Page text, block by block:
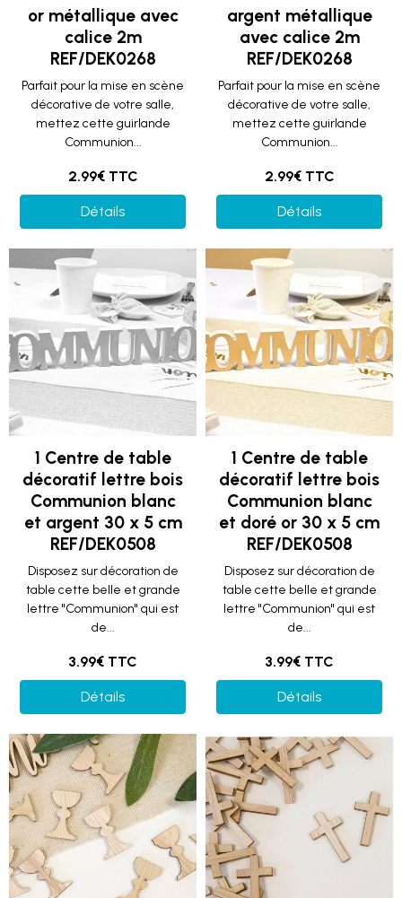
or métallique avec
calice 2m
REF/DEK0268
Parfait pour la mise en scène
décorative de votre salle,
mettez cette guirlande
Communion...
2.99€ TTC
Détails
argent métallique
avec calice 2m
REF/DEK0268
Parfait pour la mise en scène
décorative de votre salle,
mettez cette guirlande
Communion...
2.99€ TTC
Détails
1 Centre de table
décoratif lettre bois
Communion blanc
et argent 30 x 5 cm
REF/DEK0508
Disposez sur décoration de
table cette belle et grande
lettre "Communion" qui est
de...
3.99€ TTC
Détails
1 Centre de table
décoratif lettre bois
Communion blanc
et doré or 30 x 5 cm
REF/DEK0508
Disposez sur décoration de
table cette belle et grande
lettre "Communion" qui est
de...
3.99€ TTC
Détails